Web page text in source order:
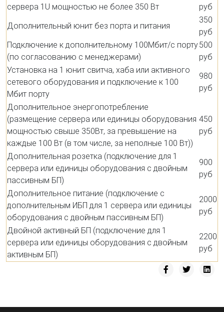
сервера 1U мощностью не более 350 Вт
руб
Дополнительный юнит без порта и питания
350
руб
Подключение к дополнительному 100Мбит/с порту
(по согласованию с менеджерами)
500
руб
Установка на 1 юнит свитча, хаба или активного
сетевого оборудования и подключение к 100
Мбит порту
980
руб
Дополнительное энергопотребление
(размещение сервера или единицы оборудования
мощностью свыше 350Вт, за превышение на
каждые 100 Вт (в том числе, за неполные 100 Вт))
450
руб
Дополнительная розетка (подключение для 1
сервера или единицы оборудования с двойным
пассивным БП)
900
руб
Дополнительное питание (подключение с
дополнительным ИБП для 1 сервера или единицы
оборудования с двойным пассивным БП)
2000
руб
Двойной активный БП (подключение для 1
сервера или единицы оборудования с двойным
активным БП)
2200
руб